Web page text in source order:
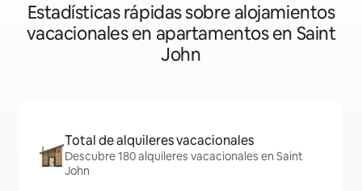
Estadísticas rápidas sobre alojamientos
vacacionales en apartamentos en Saint
John
Total de alquileres vacacionales
Descubre 180 alquileres vacacionales en Saint
John